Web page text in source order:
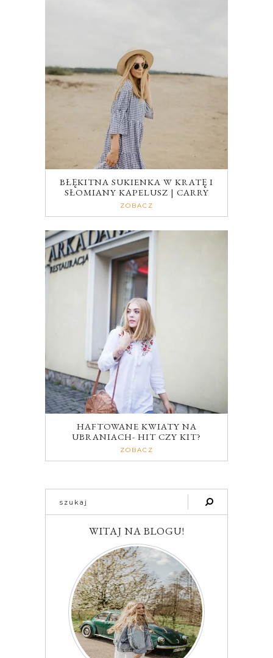
BŁĘKITNA SUKIENKA W KRATĘ I
SŁOMIANY KAPELUSZ | CARRY
ZOBACZ
HAFTOWANE KWIATY NA
UBRANIACH- HIT CZY KIT?
ZOBACZ
WITAJ NA BLOGU!